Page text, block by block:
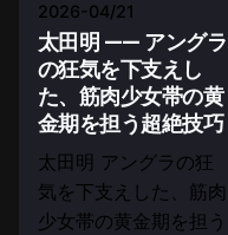
2026-04/21
太田明 —— アングラ
の狂気を下支えし
た、筋肉少女帯の黄
金期を担う超絶技巧
太田明 アングラの狂
気を下支えした、筋肉
少女帯の黄金期を担う